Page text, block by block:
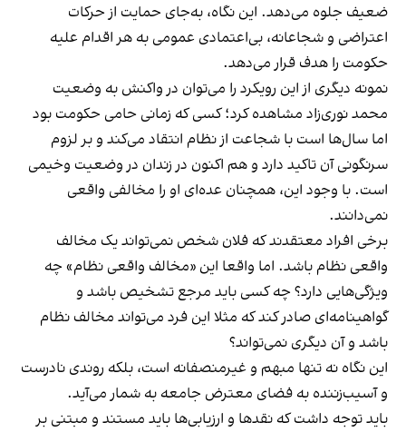
ضعیف جلوه می‌دهد. این نگاه، به‌جای حمایت از حرکات
اعتراضی و شجاعانه، بی‌اعتمادی عمومی به هر اقدام علیه
حکومت را هدف قرار می‌دهد.
نمونه دیگری از این رویکرد را می‌توان در واکنش به وضعیت
محمد نوری‌زاد مشاهده کرد؛ کسی که زمانی حامی حکومت بود
اما سال‌ها است با شجاعت از نظام انتقاد می‌کند و بر لزوم
سرنگونی آن تاکید دارد و هم اکنون در زندان در وضعیت وخیمی
است. با وجود این، همچنان عده‌ای او را مخالفی واقعی
نمی‌دانند.
برخی افراد معتقدند که فلان شخص نمی‌تواند یک مخالف
واقعی نظام باشد. اما واقعا این «مخالف واقعی نظام» چه
ویژگی‌هایی دارد؟ چه کسی باید مرجع تشخیص باشد و
گواهینامه‌ای صادر کند که مثلا این فرد می‌تواند مخالف نظام
باشد و آن دیگری نمی‌تواند؟
این نگاه نه تنها مبهم و غیرمنصفانه است، بلکه روندی نادرست
و آسیب‌زننده به فضای معترض جامعه به شمار می‌آید.
باید توجه داشت که نقدها و ارزیابی‌ها باید مستند و مبتنی بر